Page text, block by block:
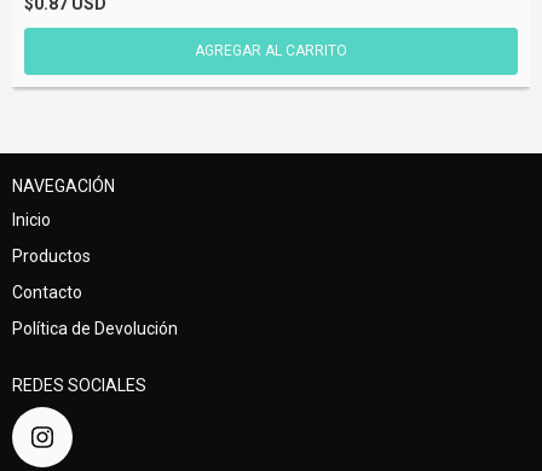
NAVEGACIÓN
Inicio
Productos
Contacto
Política de Devolución
REDES SOCIALES